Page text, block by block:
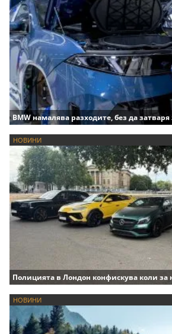
BMW намалява разходите, без да
НОВИНИ
Полицията в Лондон конфискува коли за
НОВИНИ